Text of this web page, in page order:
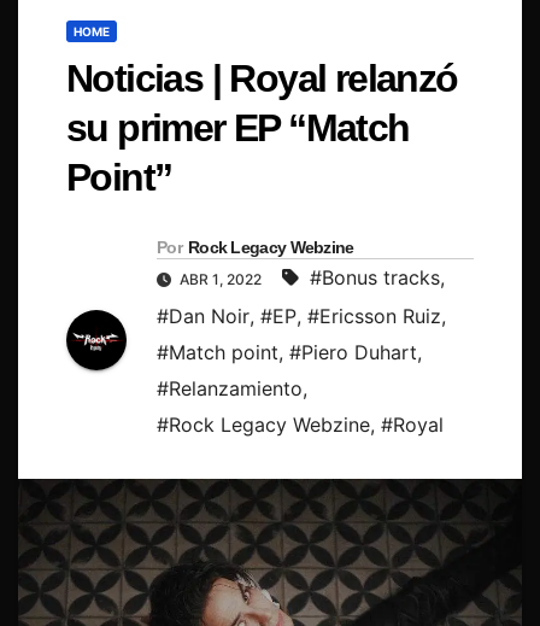
HOME
Noticias | Royal relanzó
su primer EP “Match
Point”
Por Rock Legacy Webzine
ABR 1, 2022 #Bonus tracks,
#Dan Noir, #EP, #Ericsson Ruiz,
#Match point, #Piero Duhart,
#Relanzamiento,
#Rock Legacy Webzine, #Royal